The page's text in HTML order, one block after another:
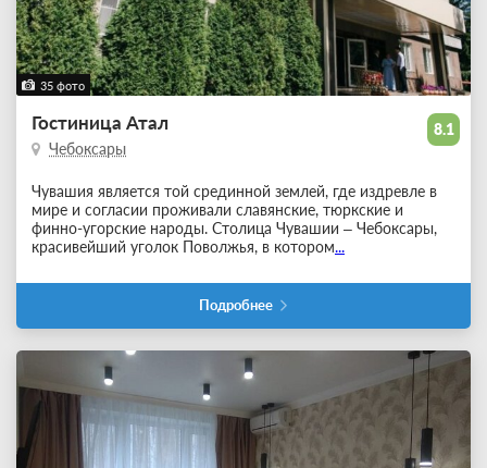
35 фото
8.1
Гостиница Атал
Чебоксары
Чувашия является той срединной землей, где издревле в
мире и согласии проживали славянские, тюркские и
финно-угорские народы. Столица Чувашии – Чебоксары,
красивейший уголок Поволжья, в котором...
Подробнее